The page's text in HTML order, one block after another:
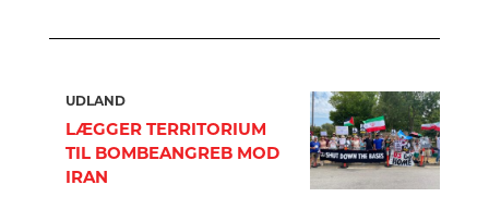
UDLAND
LÆGGER TERRITORIUM
TIL BOMBEANGREB MOD
IRAN